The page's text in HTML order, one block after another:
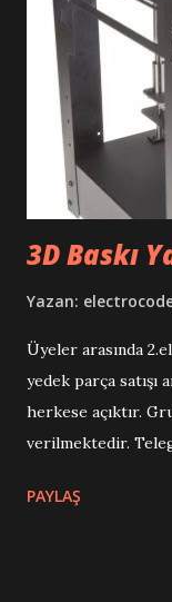
3D Baskı
Yazan:
Üyeler arasında
yedek parça satışı
herkese açıktır.
verilmektedir.
PAYLAŞ